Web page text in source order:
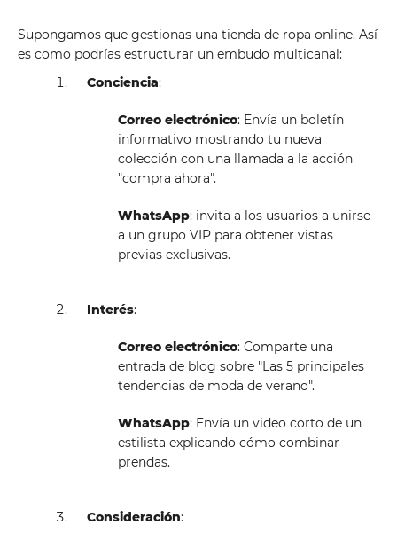
Supongamos que gestionas una tienda de ropa online. Así
es como podrías estructurar un embudo multicanal:
Conciencia:
Correo electrónico: Envía un boletín
informativo mostrando tu nueva
colección con una llamada a la acción
"compra ahora".
WhatsApp: invita a los usuarios a unirse
a un grupo VIP para obtener vistas
previas exclusivas.
Interés:
Correo electrónico: Comparte una
entrada de blog sobre "Las 5 principales
tendencias de moda de verano".
WhatsApp: Envía un video corto de un
estilista explicando cómo combinar
prendas.
Consideración: